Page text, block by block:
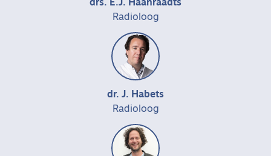
drs. E.J. Haanraadts
Radioloog
dr. J. Habets
Radioloog